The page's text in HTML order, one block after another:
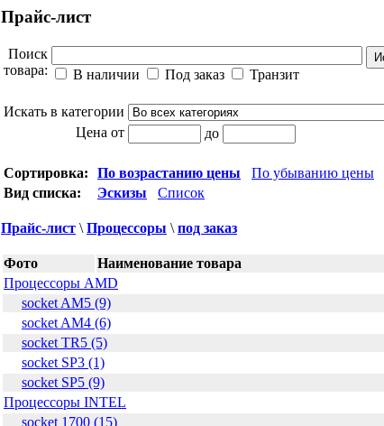
Прайс-лист
Поиск
товара:
В наличии Под заказ Транзит
Искать в категории
Цена от
до
Сортировка: По возрастанию цены По убыванию цены
Вид списка:
Эскизы Список
Прайс-лист \Процессоры \под заказ
Фото
Наименование товара
Процессоры AMD
socket AM5 (9)
socket AM4 (6)
socket TR5 (5)
socket SP3 (1)
socket SP5 (9)
Процессоры INTEL
socket 1700 (15)